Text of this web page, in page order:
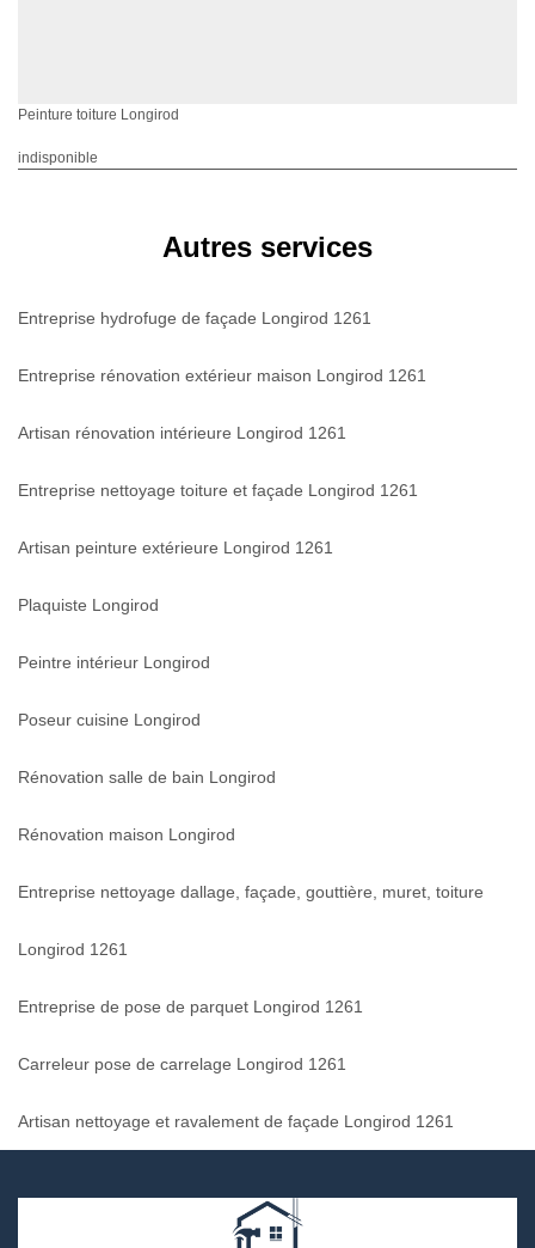
Peinture toiture Longirod
indisponible
Autres services
Entreprise hydrofuge de façade Longirod 1261
Entreprise rénovation extérieur maison Longirod 1261
Artisan rénovation intérieure Longirod 1261
Entreprise nettoyage toiture et façade Longirod 1261
Artisan peinture extérieure Longirod 1261
Plaquiste Longirod
Peintre intérieur Longirod
Poseur cuisine Longirod
Rénovation salle de bain Longirod
Rénovation maison Longirod
Entreprise nettoyage dallage, façade, gouttière, muret, toiture
Longirod 1261
Entreprise de pose de parquet Longirod 1261
Carreleur pose de carrelage Longirod 1261
Artisan nettoyage et ravalement de façade Longirod 1261